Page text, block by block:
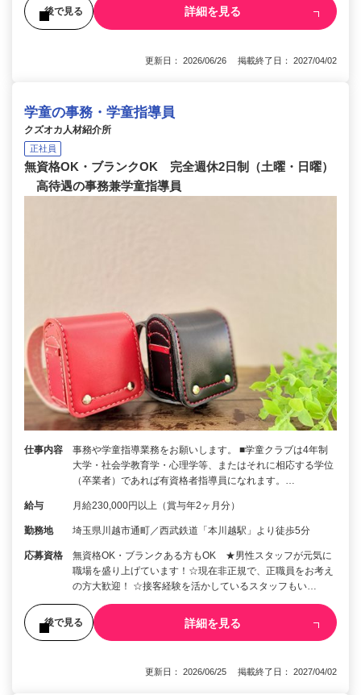
後で見る 詳細を見る
更新日： 2026/06/26 掲載終了日： 2027/04/02
学童の事務・学童指導員
クズオカ人材紹介所
正社員
無資格OK・ブランクOK 完全週休2日制（土曜・日曜）
高待遇の事務兼学童指導員
仕事内容
事務や学童指導業務をお願いします。 ■学童クラブは4年制
大学・社会学教育学・心理学等、またはそれに相応する学位
（卒業者）であれば有資格者指導員になれます。…
給与 月給230,000円以上（賞与年2ヶ月分）
勤務地 埼玉県川越市通町／西武鉄道「本川越駅」より徒歩5分
応募資格
無資格OK・ブランクある方もOK ★男性スタッフが元気に
職場を盛り上げています！☆現在非正規で、正職員をお考え
の方大歓迎！ ☆接客経験を活かしているスタッフもい…
後で見る 詳細を見る
更新日： 2026/06/25 掲載終了日： 2027/04/02